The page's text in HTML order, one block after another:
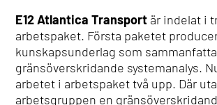
E12 Atlantica Transport är indelat i
arbetspaket. Första paketet
kunskapsunderlag som
gränsöverskridande systemanalys.
arbetet i arbetspaket två upp. Där
arbetsgruppen en